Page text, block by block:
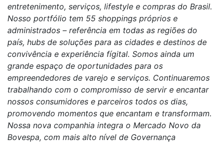
entretenimento, serviços, lifestyle e compras do Brasil.
Nosso portfólio tem 55 shoppings próprios e
administrados – referência em todas as regiões do
país, hubs de soluções para as cidades e destinos de
convivência e experiência fígital. Somos ainda um
grande espaço de oportunidades para os
empreendedores de varejo e serviços. Continuaremos
trabalhando com o compromisso de servir e encantar
nossos consumidores e parceiros todos os dias,
promovendo momentos que encantam e transformam.
Nossa nova companhia integra o Mercado Novo da
Bovespa, com mais alto nível de Governança